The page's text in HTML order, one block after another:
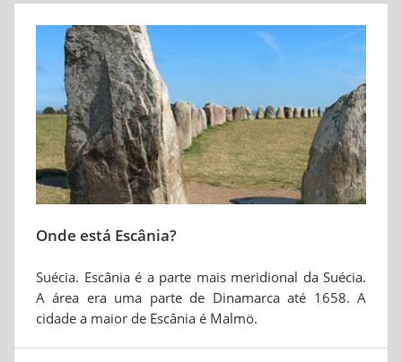
Onde está Escânia?
Suécia. Escânia é a parte mais meridional da Suécia.
A área era uma parte de Dinamarca até 1658. A
cidade a maior de Escânia é Malmö.